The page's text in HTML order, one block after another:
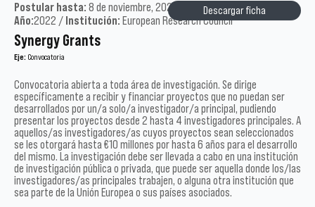
Descargar ficha
Postular hasta: 8 de noviembre, 2022 / Tipo:Académicos /
Año:2022 / Institución: European Research Council
Synergy Grants
Eje: Convocatoria
Convocatoria abierta a toda área de investigación. Se dirige
específicamente a recibir y financiar proyectos que no puedan ser
desarrollados por un/a solo/a investigador/a principal, pudiendo
presentar los proyectos desde 2 hasta 4 investigadores principales. A
aquellos/as investigadores/as cuyos proyectos sean seleccionados
se les otorgará hasta €10 millones por hasta 6 años para el desarrollo
del mismo. La investigación debe ser llevada a cabo en una institución
de investigación pública o privada, que puede ser aquella donde los/las
investigadores/as principales trabajen, o alguna otra institución que
sea parte de la Unión Europea o sus países asociados.